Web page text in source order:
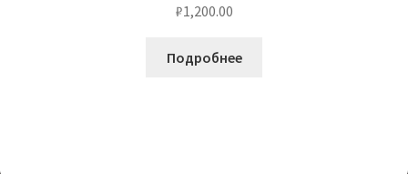
₽1,200.00
Подробнее